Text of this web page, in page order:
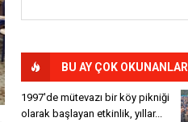
BU AY ÇOK OKUNANLAR
1997'de mütevazı bir köy pikniği
olarak başlayan etkinlik, yıllar...